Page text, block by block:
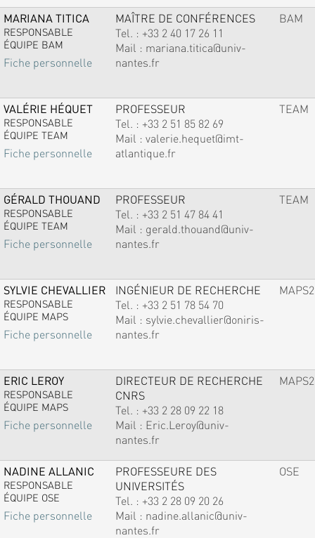
MARIANA TITICA
RESPONSABLE
ÉQUIPE BAM
Fiche personnelle
MAÎTRE DE CONFÉRENCES
Tel. : +33 2 40 17 26 11
Mail : mariana.titica@univ-
nantes.fr
BAM
VALÉRIE HÉQUET
RESPONSABLE
ÉQUIPE TEAM
Fiche personnelle
PROFESSEUR
Tel. : +33 2 51 85 82 69
Mail : valerie.hequet@imt-
atlantique.fr
TEAM
GÉRALD THOUAND
RESPONSABLE
ÉQUIPE TEAM
Fiche personnelle
PROFESSEUR
Tel. : +33 2 51 47 84 41
Mail : gerald.thouand@univ-
nantes.fr
TEAM
SYLVIE CHEVALLIER
RESPONSABLE
ÉQUIPE MAPS
Fiche personnelle
INGÉNIEUR DE RECHERCHE
Tel. : +33 2 51 78 54 70
Mail : sylvie.chevallier@oniris-
nantes.fr
MAPS2
ERIC LEROY
RESPONSABLE
ÉQUIPE MAPS
Fiche personnelle
DIRECTEUR DE RECHERCHE
CNRS
Tel. : +33 2 28 09 22 18
Mail : Eric.Leroy@univ-
nantes.fr
MAPS2
NADINE ALLANIC
RESPONSABLE
ÉQUIPE OSE
Fiche personnelle
PROFESSEURE DES
UNIVERSITÉS
Tel. : +33 2 28 09 20 26
Mail : nadine.allanic@univ-
nantes.fr
OSE